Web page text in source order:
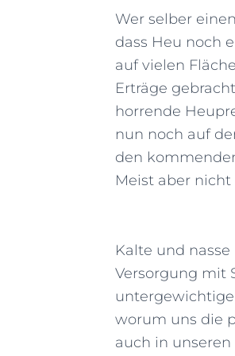
Wer selber
dass Heu noch
auf vielen
Erträge
horrende
nun noch auf
den
Meist aber nicht
Kalte und
Versorgung mit
worum uns die
auch in